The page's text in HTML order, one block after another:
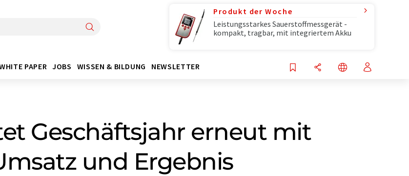
Produkt der Woche
Leistungsstarkes Sauerstoffmessgerät -
kompakt, tragbar, mit integriertem Akku
PAPER JOBS WISSEN & BILDUNG NEWSLETTER
Geschäftsjahr erneut mit
und Ergebnis